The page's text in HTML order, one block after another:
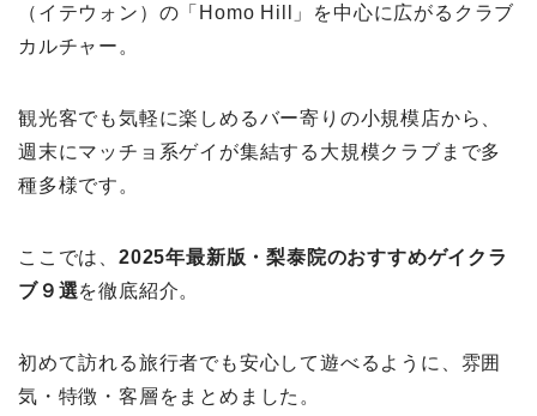
（イテウォン）の「Homo Hill」を中心に広がるクラブ
カルチャー。
観光客でも気軽に楽しめるバー寄りの小規模店から、
週末にマッチョ系ゲイが集結する大規模クラブまで多
種多様です。
ここでは、 2025年最新版・梨泰院のおすすめゲイクラ
ブ９選を徹底紹介。
初めて訪れる旅行者でも安心して遊べるように、雰囲
気・特徴・客層をまとめました。